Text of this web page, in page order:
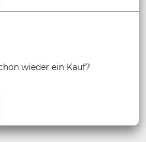
wieder ein Kauf?